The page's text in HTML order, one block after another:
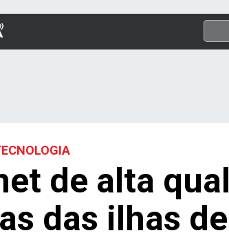
de alta
das ilhas